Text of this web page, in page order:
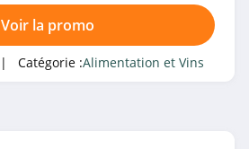
Voir la promo
| Catégorie :Alimentation et Vins